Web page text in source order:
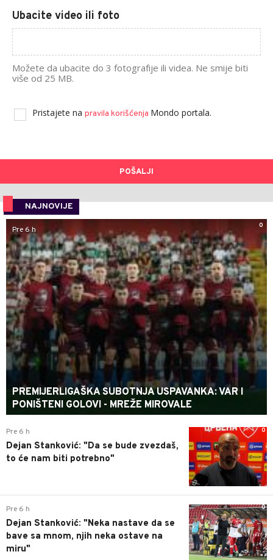
Ubacite video ili foto
Možete da ubacite do 3 fotografije ili videa. Ne smije biti
više od 25 MB.
Pristajete na pravila korišćenja Mondo portala.
POŠALJI
NAJNOVIJE
0
Pre 6 h
PREMIJERLIGAŠKA SUBOTNJA USPAVANKA: VAR I
PONIŠTENI GOLOVI - MREŽE MIROVALE
0
Pre 6 h
Dejan Stanković: "Da se bude zvezdaš,
to će nam biti potrebno"
0
Pre 6 h
Dejan Stanković: "Neka nastave da se
bave sa mnom, njih neka ostave na
miru"